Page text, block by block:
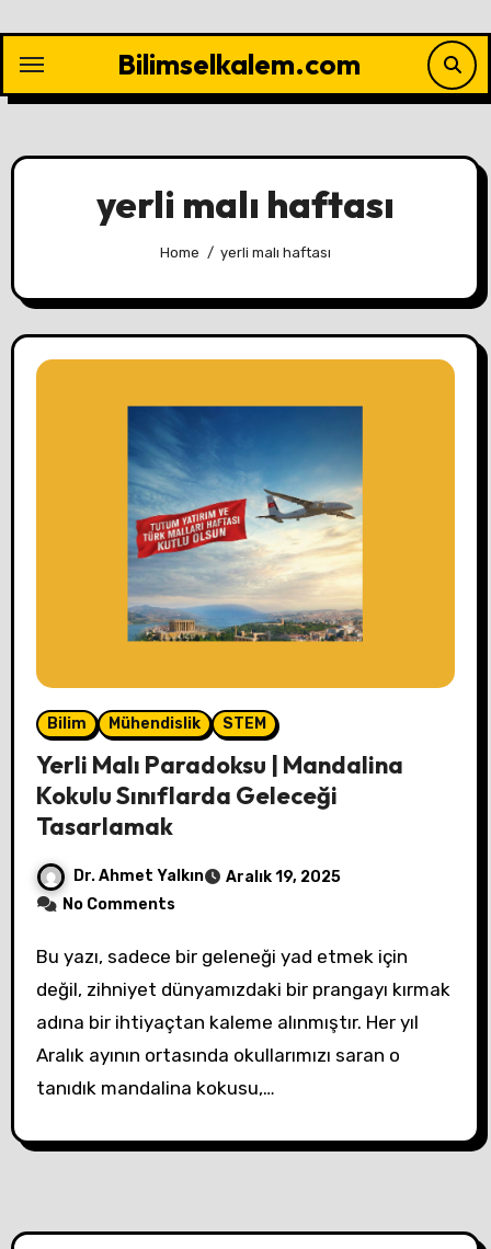
content
Bilimselkalem.com
yerli malı haftası
Home yerli malı haftası
Bilim Mühendislik STEM
Yerli Malı Paradoksu | Mandalina
Kokulu Sınıflarda Geleceği
Tasarlamak
Dr. Ahmet Yalkın
Aralık 19, 2025
No Comments
Bu yazı, sadece bir geleneği yad etmek için
değil, zihniyet dünyamızdaki bir prangayı kırmak
adına bir ihtiyaçtan kaleme alınmıştır. Her yıl
Aralık ayının ortasında okullarımızı saran o
tanıdık mandalina kokusu,…